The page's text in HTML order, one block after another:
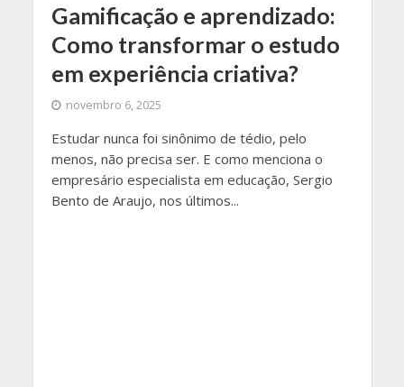
Gamificação e aprendizado:
Como transformar o estudo
em experiência criativa?
novembro 6, 2025
Estudar nunca foi sinônimo de tédio, pelo
menos, não precisa ser. E como menciona o
empresário especialista em educação, Sergio
Bento de Araujo, nos últimos...